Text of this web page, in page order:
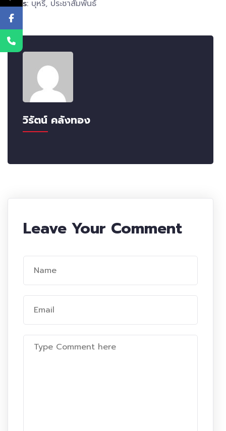
Tags: บุหรี่, ประชาสัมพันธ์
วิรัตน์ คลังทอง
Leave Your Comment